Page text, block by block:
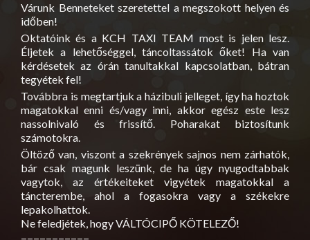
Várunk Benneteket szeretettel a megszokott helyen és
időben!
Oktatóink és a KCH TAXI TEAM most is jelen lesz.
Éljetek a lehetőséggel, táncoltassátok őket! Ha van
kérdésetek az órán tanultakkal kapcsolatban, bátran
tegyétek fel!
Továbbra is megtartjuk a házibuli jelleget, így ha hoztok
magatokkal enni és/vagy inni, akkor egész este lesz
nassolnivaló és frissítő. Poharakat biztosítunk
számotokra.
Öltöző van, viszont a szekrények sajnos nem zárhatók,
bár csak magunk leszünk, de ha úgy nyugodtabbak
vagytok, az értékeiteket vigyétek magatokkal a
táncterembe, ahol a fogasokra vagy a székekre
lepakolhattok.
Ne feledjétek, hogy VÁLTÓCIPŐ KÖTELEZŐ!